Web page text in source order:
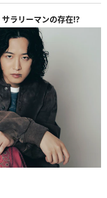
ラリーマンの存在!?